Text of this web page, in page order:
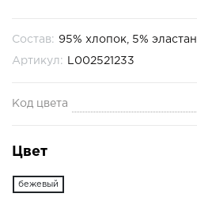
Состав: 95% хлопок, 5% эластан
Артикул: L002521233
Код цвета
Цвет
бежевый